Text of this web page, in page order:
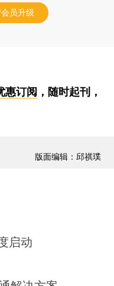
员升级
惠订阅 ，随时起刊，
版面编辑：邱祺璞
启动